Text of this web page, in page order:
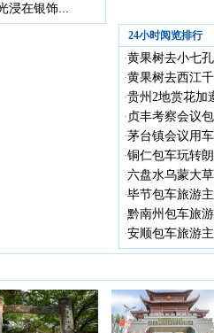
浸在银饰...
24小时阅览排行
·黄果树去小七
·黄果树去西江
·贵州2地赏花加
· 贞丰考察会议
·茅台镇会议用
·铜仁包车玩转
·六盘水乌蒙大
·毕节包车旅游
·黔南州包车旅
·安顺包车旅游